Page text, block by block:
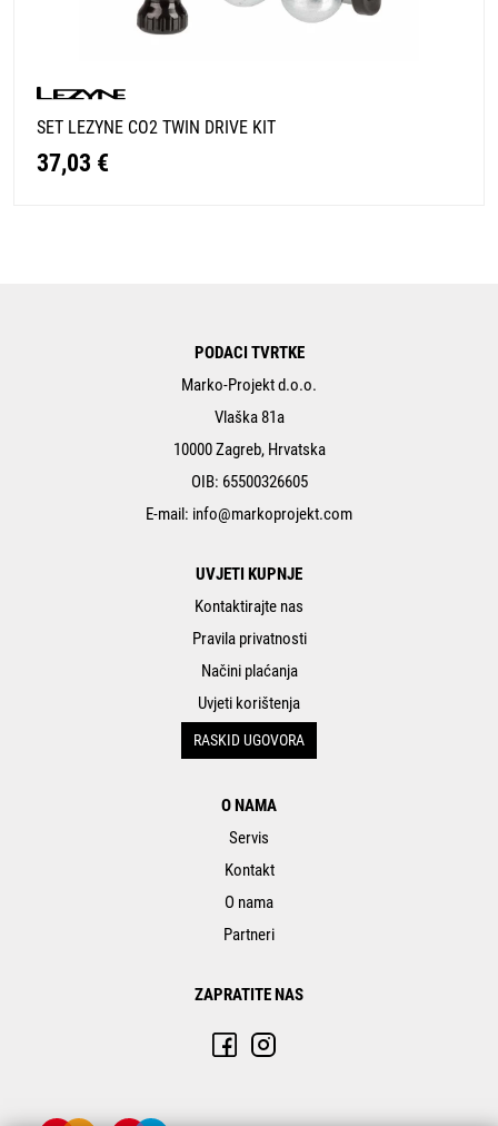
SET LEZYNE CO2 TWIN DRIVE KIT
37,03 €
PODACI TVRTKE
Marko-Projekt d.o.o.
Vlaška 81a
10000 Zagreb, Hrvatska
OIB: 65500326605
E-mail: info@markoprojekt.com
UVJETI KUPNJE
Kontaktirajte nas
Pravila privatnosti
Načini plaćanja
Uvjeti korištenja
RASKID UGOVORA
O NAMA
Servis
Kontakt
O nama
Partneri
ZAPRATITE NAS